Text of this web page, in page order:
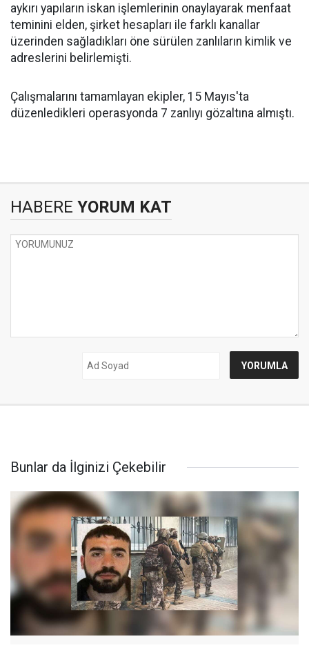
aykırı yapıların iskan işlemlerinin onaylayarak menfaat
teminini elden, şirket hesapları ile farklı kanallar
üzerinden sağladıkları öne sürülen zanlıların kimlik ve
adreslerini belirlemişti.
Çalışmalarını tamamlayan ekipler, 15 Mayıs'ta
düzenledikleri operasyonda 7 zanlıyı gözaltına almıştı.
HABERE YORUM KAT
Bunlar da İlginizi Çekebilir